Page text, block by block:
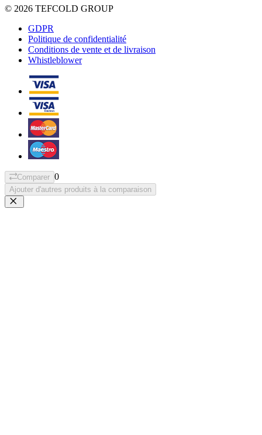
© 2026 TEFCOLD GROUP
GDPR
Politique de confidentialité
Conditions de vente et de livraison
Whistleblower
Comparer 0
Ajouter d'autres produits à la comparaison